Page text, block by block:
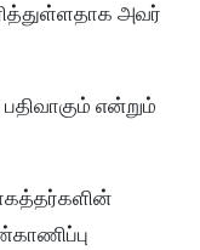
அவர்
என்றும்